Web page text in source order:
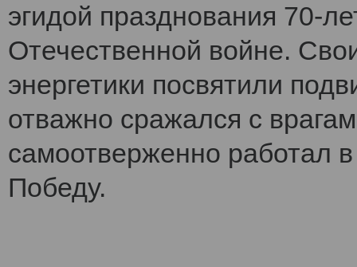
эгидой празднования 70-
Отечественной войне.
энергетики посвятили
отважно сражался с
самоотверженно работал
Победу.